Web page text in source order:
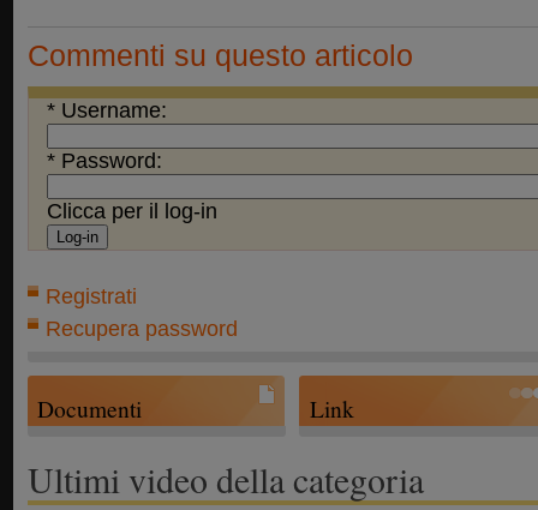
Commenti su questo articolo
* Username:
* Password:
Clicca per il log-in
Registrati
Recupera password
Documenti Link
Ultimi video della categoria